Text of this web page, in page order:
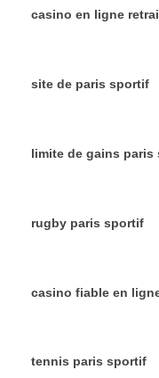
casino en ligne
site de paris sportif
limite de gains paris
rugby paris sportif
casino fiable en
tennis paris sportif